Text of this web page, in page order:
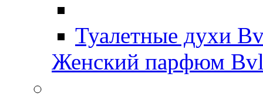
Туалетные духи
Женский парфюм